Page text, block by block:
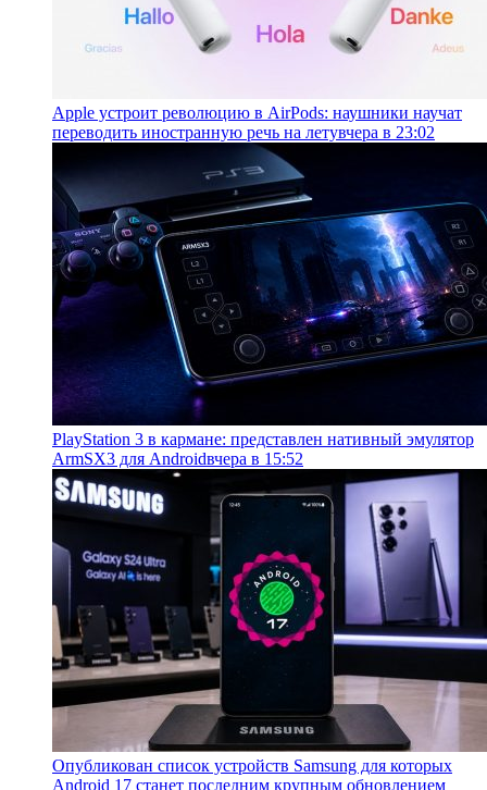
Apple устроит революцию в AirPods: наушники научат
переводить иностранную речь на летувчера в 23:02
PlayStation 3 в кармане: представлен нативный эмулятор
ArmSX3 для Androidвчера в 15:52
Опубликован список устройств Samsung для которых
Android 17 станет последним крупным обновлением